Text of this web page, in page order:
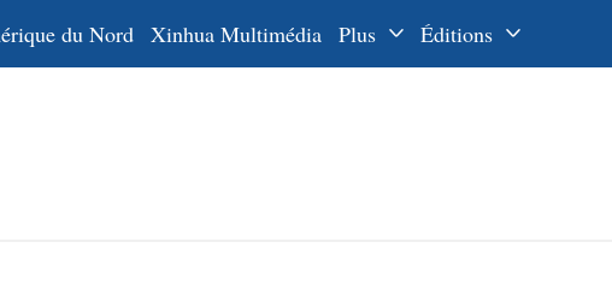
du Nord Xinhua Multimédia Plus Éditions